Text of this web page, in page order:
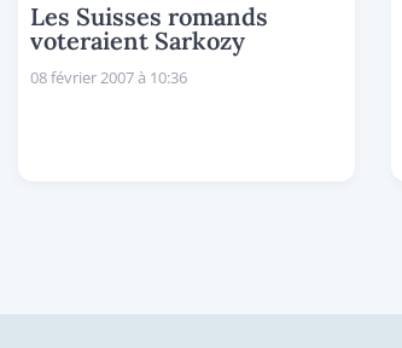
Les Suisses romands
voteraient Sarkozy
08 février 2007 à 10:36